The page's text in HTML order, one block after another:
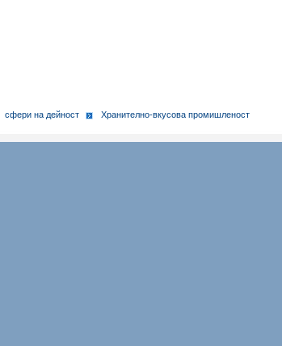
сфери на дейност
Хранително-вкусова промишленост